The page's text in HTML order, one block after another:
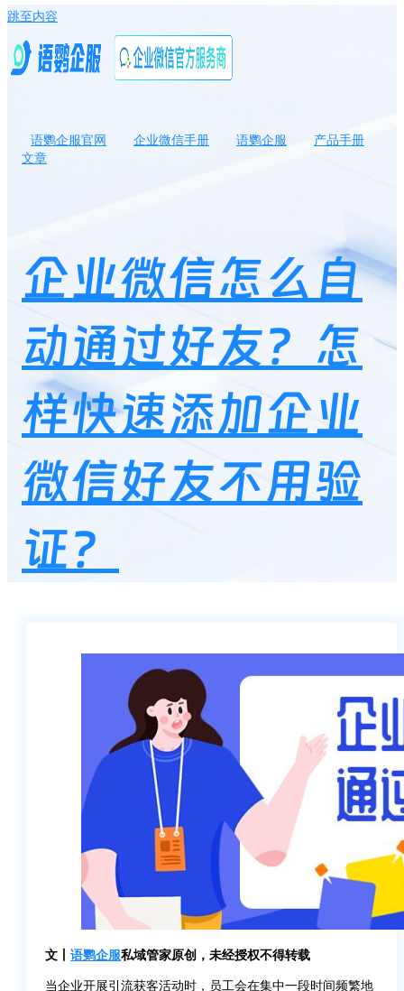
跳至内容
语鹦企服官网 企业微信手册 语鹦企服
产品手册
文章
企业微信怎么自
动通过好友？怎
样快速添加企业
微信好友不用验
证？
文丨 语鹦企服私域管家原创，未经授权不得转载
当企业开展引流获客活动时，员工会在集中一段时间频繁地